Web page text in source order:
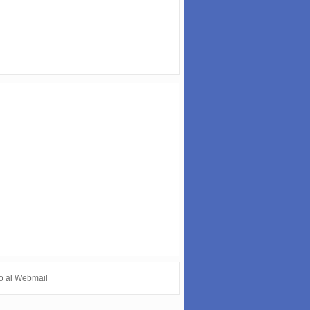
al Webmail